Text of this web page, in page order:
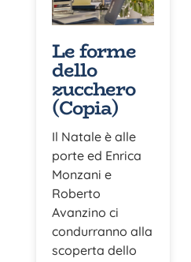
Le forme
dello
zucchero
(Copia)
Il Natale è alle
porte ed Enrica
Monzani e
Roberto
Avanzino ci
condurranno alla
scoperta dello